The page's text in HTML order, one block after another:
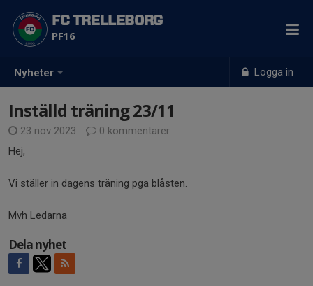
Nyheter Logga in
FC TRELLEBORG
PF16
Inställd träning 23/11
23 nov 2023
0 kommentarer
Hej,
Vi ställer in dagens träning pga blåsten.
Mvh Ledarna
Dela nyhet